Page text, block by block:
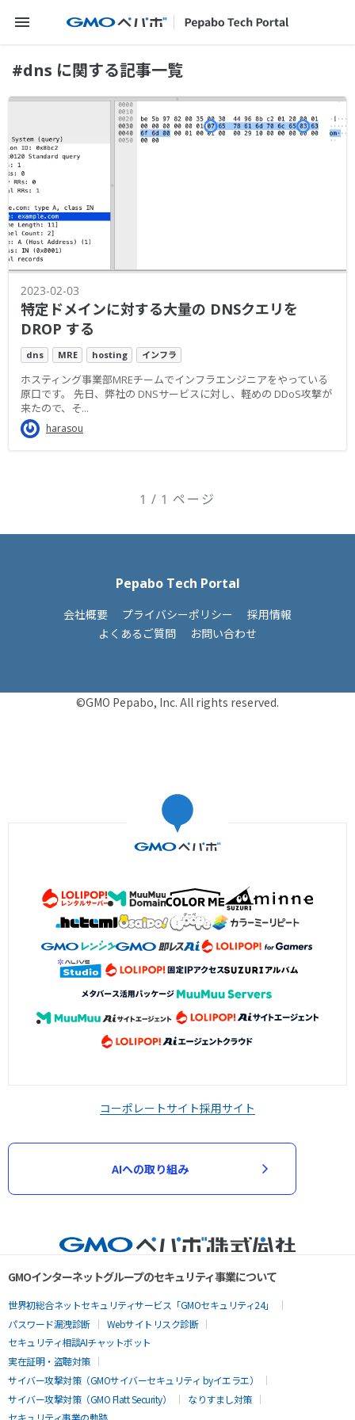
メニューを開く
#dns に関する記事一覧
2023-02-03
特定ドメインに対する大量の DNSクエリを
DROP する
dns MRE hosting インフラ
ホスティング事業部MREチームでインフラエンジニアをやっている
原口です。 先日、弊社の DNSサービスに対し、軽めの DDoS攻撃が
来たので、そ...
harasou
1 / 1 ページ
Pepabo Tech Portal
会社概要 プライバシーポリシー
採用情報
よくあるご質問
お問い合わせ
©GMO Pepabo, Inc. All rights reserved.
コーポレートサイト採用サイト
AIへの取り組み
GMOインターネットグループのセキュリティ事業について
世界初総合ネットセキュリティサービス「GMOセキュリティ24」
パスワード漏洩診断
Webサイトリスク診断
セキュリティ相談AIチャットボット
実在証明・盗聴対策
サイバー攻撃対策（GMOサイバーセキュリティ byイエラエ）
サイバー攻撃対策（GMO Flatt Security）
なりすまし対策
セキュリティ事業の軌跡